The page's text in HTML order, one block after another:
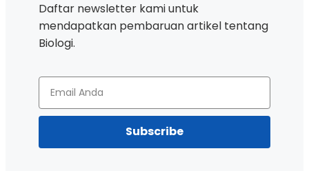
Daftar newsletter kami untuk
mendapatkan pembaruan artikel tentang
Biologi.
Subscribe